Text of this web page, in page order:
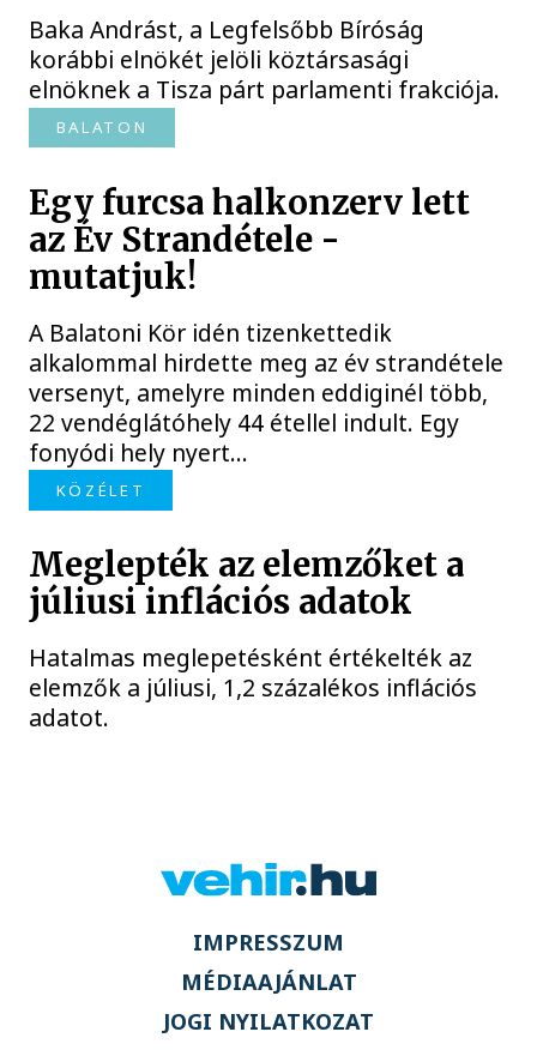
Baka Andrást, a Legfelsőbb Bíróság
korábbi elnökét jelöli köztársasági
elnöknek a Tisza párt parlamenti frakciója.
BALATON
Egy furcsa halkonzerv lett
az Év Strandétele -
mutatjuk!
A Balatoni Kör idén tizenkettedik
alkalommal hirdette meg az év strandétele
versenyt, amelyre minden eddiginél több,
22 vendéglátóhely 44 étellel indult. Egy
fonyódi hely nyert...
KÖZÉLET
Meglepték az elemzőket a
júliusi inflációs adatok
Hatalmas meglepetésként értékelték az
elemzők a júliusi, 1,2 százalékos inflációs
adatot.
IMPRESSZUM
MÉDIAAJÁNLAT
JOGI NYILATKOZAT